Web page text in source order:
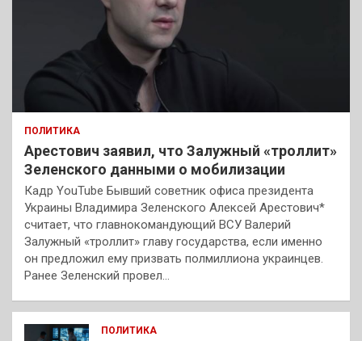
ПОЛИТИКА
Арестович заявил, что Залужный «троллит»
Зеленского данными о мобилизации
Кадр YouTube Бывший советник офиса президента
Украины Владимира Зеленского Алексей Арестович*
считает, что главнокомандующий ВСУ Валерий
Залужный «троллит» главу государства, если именно
он предложил ему призвать полмиллиона украинцев.
Ранее Зеленский провел…
ПОЛИТИКА